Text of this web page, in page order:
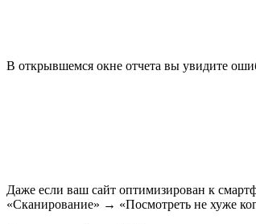
В открывшемся окне отчета вы увидите
Даже если ваш сайт оптимизирован к
«Сканирование» → «Посмотреть не хуже